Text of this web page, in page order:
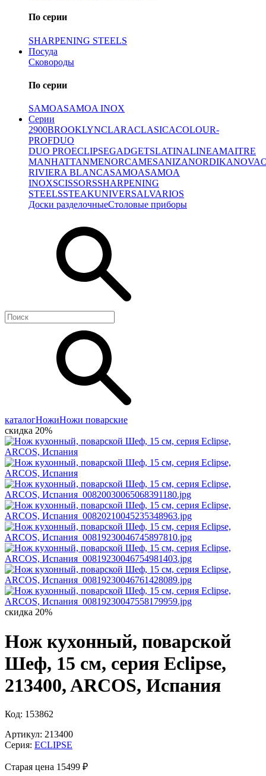
По серии
SHARPENING STEELS
Посуда
Сковороды
По серии
SAMOASAMOA INOX
Серии
2900BROOKLYNCLARACLASICACOLOUR-
PROFDUO
DUO PROECLIPSEGADGETSLATINALINEAMAITRE
MANHATTANMENORCAMESANIZANORDIKANOVA
RIVIERA BLANCASAMOASAMOA
INOXSCISSORSSHARPENING
STEELSSTEAKUNIVERSALVARIOS
Доски разделочныеСтоловые приборы
каталогНожиНожи поварские
скидка 20%
скидка 20%
Нож кухонный, поварской
Шеф, 15 см, серия Eclipse,
213400, ARCOS, Испания
Код: 153862
Артикул: 213400
Серия: ECLIPSE
Старая цена 15499 ₽